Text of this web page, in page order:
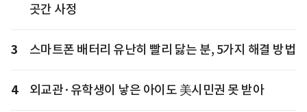
곳간 사정
3 스마트폰 배터리 유난히 빨리 닳는 분, 5가지 해결 방법
4 외교관·유학생이 낳은 아이도 美시민권 못 받아